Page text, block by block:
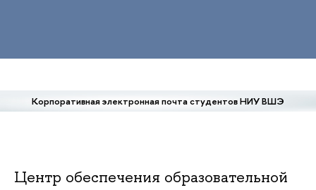
Корпоративная электронная почта студентов НИУ ВШЭ
Центр обеспечения образовательной